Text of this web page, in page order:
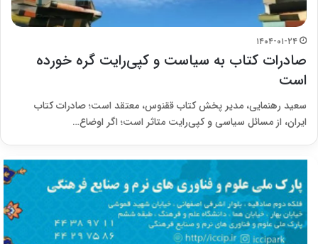
۱۴۰۴-۰۱-۲۴
صادرات کتاب به سیاست و کپی‌رایت گره خورده
است
سعید رهنمایی، مدیر پخش کتاب ققنوس، معتقد است؛ صادرات کتاب
ایران، از مسائل سیاسی و کپی‌رایت متاثر است؛ اگر اوضاع…